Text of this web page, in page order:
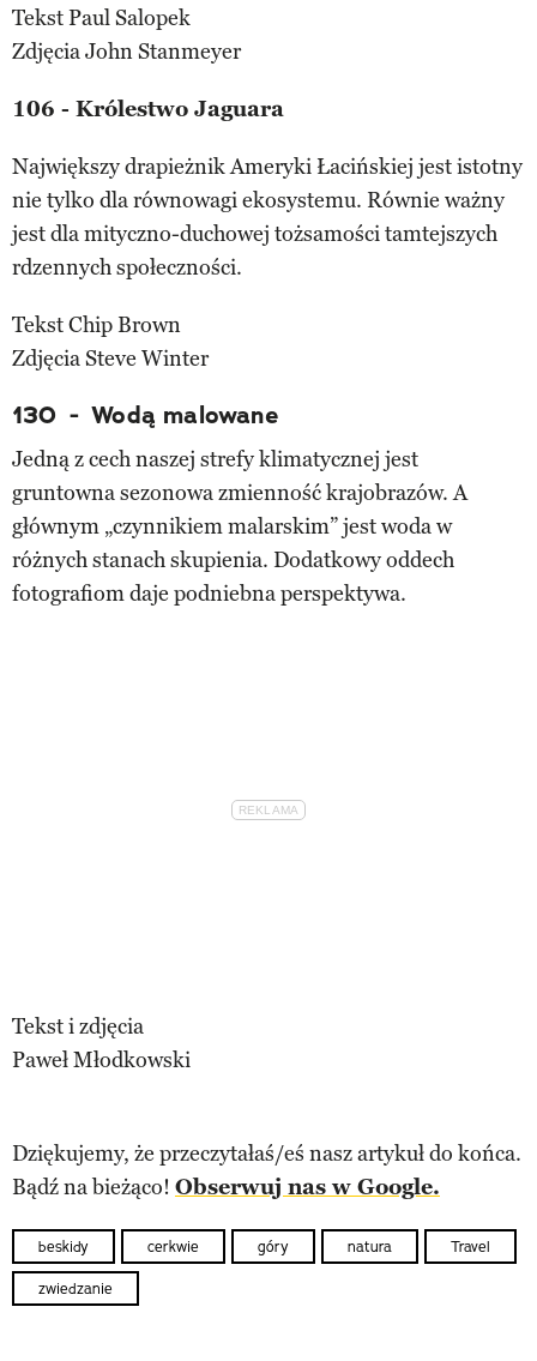
Tekst Paul Salopek
Zdjęcia John Stanmeyer
106 - Królestwo Jaguara
Największy drapieżnik Ameryki Łacińskiej jest istotny
nie tylko dla równowagi ekosystemu. Równie ważny
jest dla mityczno-duchowej tożsamości tamtejszych
rdzennych społeczności.
Tekst Chip Brown
Zdjęcia Steve Winter
130 - Wodą malowane
Jedną z cech naszej strefy klimatycznej jest
gruntowna sezonowa zmienność krajobrazów. A
głównym „czynnikiem malarskim” jest woda w
różnych stanach skupienia. Dodatkowy oddech
fotografiom daje podniebna perspektywa.
Tekst i zdjęcia
Paweł Młodkowski
Dziękujemy, że przeczytałaś/eś nasz artykuł do końca.
Bądź na bieżąco! Obserwuj nas w Google.
beskidy cerkwie góry natura Travel
zwiedzanie